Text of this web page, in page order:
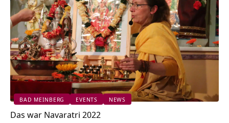
BAD MEINBERG EVENTS NEWS
Das war Navaratri 2022